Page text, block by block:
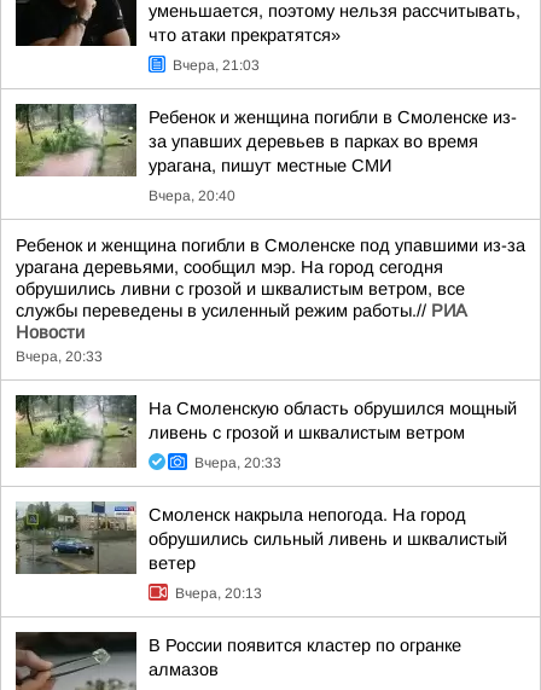
уменьшается, поэтому нельзя рассчитывать,
что атаки прекратятся»
Вчера, 21:03
Ребенок и женщина погибли в Смоленске из-
за упавших деревьев в парках во время
урагана, пишут местные СМИ
Вчера, 20:40
Ребенок и женщина погибли в Смоленске под упавшими из-за
урагана деревьями, сообщил мэр. На город сегодня
обрушились ливни с грозой и шквалистым ветром, все
службы переведены в усиленный режим работы.// РИА
Новости
Вчера, 20:33
На Смоленскую область обрушился мощный
ливень с грозой и шквалистым ветром
Вчера, 20:33
Смоленск накрыла непогода. На город
обрушились сильный ливень и шквалистый
ветер
Вчера, 20:13
В России появится кластер по огранке
алмазов